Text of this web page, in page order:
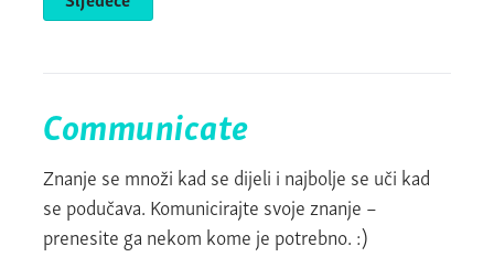
Communicate
Znanje se množi kad se dijeli i najbolje se uči kad
se podučava. Komunicirajte svoje znanje –
prenesite ga nekom kome je potrebno. :)